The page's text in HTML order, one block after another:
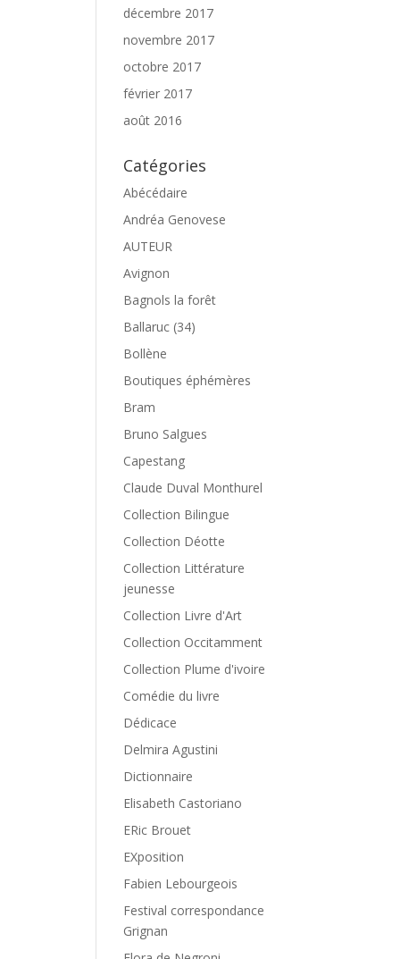
décembre 2017
novembre 2017
octobre 2017
février 2017
août 2016
Catégories
Abécédaire
Andréa Genovese
AUTEUR
Avignon
Bagnols la forêt
Ballaruc (34)
Bollène
Boutiques éphémères
Bram
Bruno Salgues
Capestang
Claude Duval Monthurel
Collection Bilingue
Collection Déotte
Collection Littérature
jeunesse
Collection Livre d'Art
Collection Occitamment
Collection Plume d'ivoire
Comédie du livre
Dédicace
Delmira Agustini
Dictionnaire
Elisabeth Castoriano
ERic Brouet
EXposition
Fabien Lebourgeois
Festival correspondance
Grignan